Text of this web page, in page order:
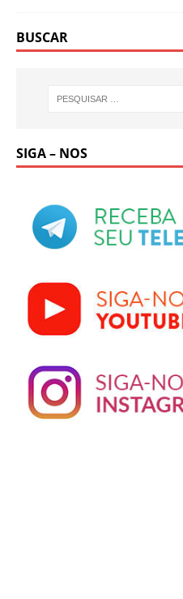
BUSCAR
SIGA – NOS